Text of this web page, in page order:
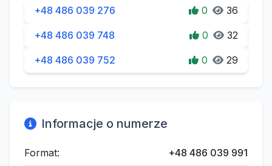
+48 486 039 276 0 36
+48 486 039 748 0 32
+48 486 039 752 0 29
Informacje o numerze
Format: +48 486 039 991